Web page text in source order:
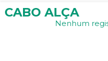
CABO ALÇA
Nenhum